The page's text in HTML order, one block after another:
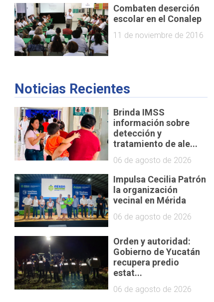
Combaten deserción
escolar en el Conalep
11 de noviembre de 2016
Noticias Recientes
Brinda IMSS
información sobre
detección y
tratamiento de ale...
06 de agosto de 2026
Impulsa Cecilia Patrón
la organización
vecinal en Mérida
06 de agosto de 2026
Orden y autoridad:
Gobierno de Yucatán
recupera predio
estat...
06 de agosto de 2026